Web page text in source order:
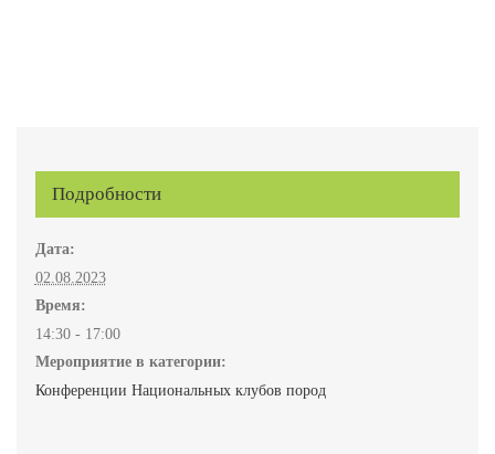
Подробности
Дата:
02.08.2023
Время:
14:30 - 17:00
Мероприятие в категории:
Конференции Национальных клубов пород